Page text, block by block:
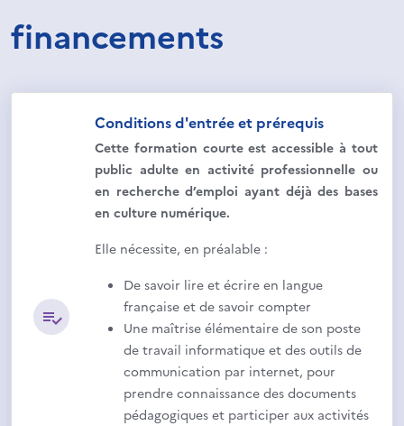
financements
Conditions d'entrée et prérequis
Cette formation courte est accessible à tout
public adulte en activité professionnelle ou
en recherche d’emploi ayant déjà des bases
en culture numérique.
Elle nécessite, en préalable :
De savoir lire et écrire en langue
française et de savoir compter
Une maîtrise élémentaire de son poste
de travail informatique et des outils de
communication par internet, pour
prendre connaissance des documents
pédagogiques et participer aux activités